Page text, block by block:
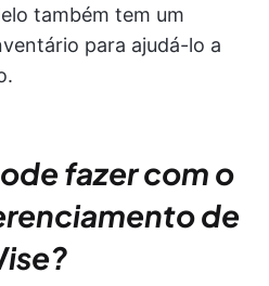
também tem um
para ajudá-lo a
fazer com o
de